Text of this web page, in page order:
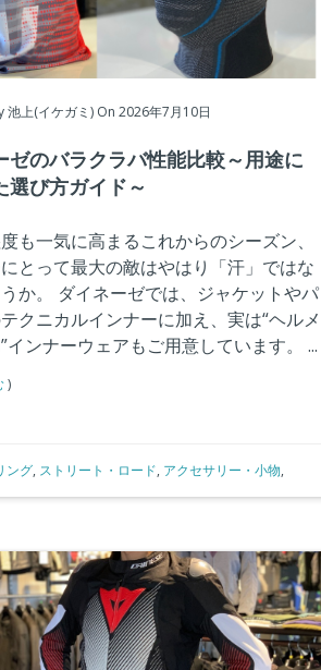
池上(イケガミ) On 2026年7月10日
ゼのバラクラバ性能比較～用途に
選び方ガイド～
も一気に高まるこれからのシーズン、
とって最大の敵はやはり「汗」ではな
か。
ダイネーゼでは、ジャケットやパ
クニカルインナーに加え、実は“ヘルメ
インナーウェアもご用意しています。
...
)
ング, ストリート・ロード, アクセサリー・小物,